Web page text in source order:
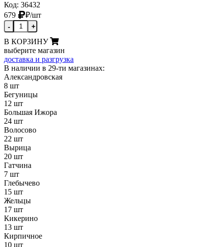
Код: 36432
679
₽/шт
- +
В КОРЗИНУ
выберите магазин
доставка и разгрузка
В наличии в 29-ти магазинах:
Александровская
8 шт
Бегуницы
12 шт
Большая Ижора
24 шт
Волосово
22 шт
Вырица
20 шт
Гатчина
7 шт
Глебычево
15 шт
Жельцы
17 шт
Кикерино
13 шт
Кирпичное
10 шт